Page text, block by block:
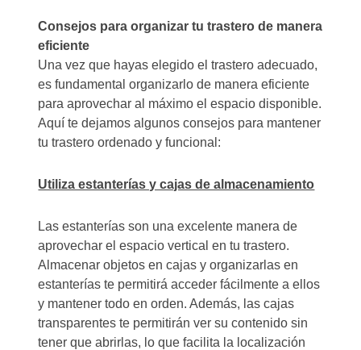
Consejos para organizar tu trastero de manera
eficiente
Una vez que hayas elegido el trastero adecuado,
es fundamental organizarlo de manera eficiente
para aprovechar al máximo el espacio disponible.
Aquí te dejamos algunos consejos para mantener
tu trastero ordenado y funcional:
Utiliza estanterías y cajas de almacenamiento
Las estanterías son una excelente manera de
aprovechar el espacio vertical en tu trastero.
Almacenar objetos en cajas y organizarlas en
estanterías te permitirá acceder fácilmente a ellos
y mantener todo en orden. Además, las cajas
transparentes te permitirán ver su contenido sin
tener que abrirlas, lo que facilita la localización